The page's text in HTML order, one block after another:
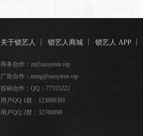
关于锁艺人 锁艺人商城 锁艺人 APP
锁匠宝
商务合作：zt@suoyiren.vip
广告合作：mmg@suoyiren.vip
投稿合作：QQ：77555222
用户QQ 1群：123896391
用户QQ 2群：32760898